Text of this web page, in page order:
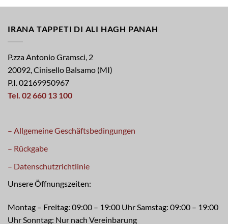
IRANA TAPPETI DI ALI HAGH PANAH
P.zza Antonio Gramsci, 2
20092, Cinisello Balsamo (MI)
P.I. 02169950967
Tel. 02 660 13 100
– Allgemeine Geschäftsbedingungen
– Rückgabe
– Datenschutzrichtlinie
Unsere Öffnungszeiten:
Montag – Freitag: 09:00 – 19:00 Uhr Samstag: 09:00 – 19:00
Uhr Sonntag: Nur nach Vereinbarung